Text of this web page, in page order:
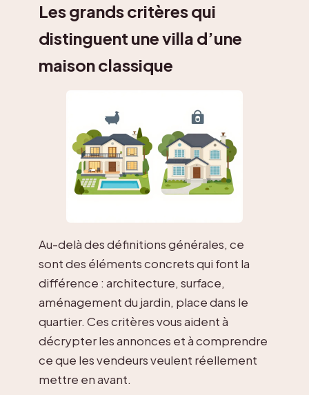
Les grands critères qui
distinguent une villa d’une
maison classique
Au-delà des définitions générales, ce
sont des éléments concrets qui font la
différence : architecture, surface,
aménagement du jardin, place dans le
quartier. Ces critères vous aident à
décrypter les annonces et à comprendre
ce que les vendeurs veulent réellement
mettre en avant.